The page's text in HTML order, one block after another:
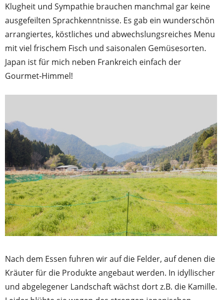
Klugheit und Sympathie brauchen manchmal gar keine
ausgefeilten Sprachkenntnisse. Es gab ein wunderschön
arrangiertes, köstliches und abwechslungsreiches Menu
mit viel frischem Fisch und saisonalen Gemüsesorten.
Japan ist für mich neben Frankreich einfach der
Gourmet-Himmel!
Nach dem Essen fuhren wir auf die Felder, auf denen die
Kräuter für die Produkte angebaut werden. In idyllischer
und abgelegener Landschaft wächst dort z.B. die Kamille.